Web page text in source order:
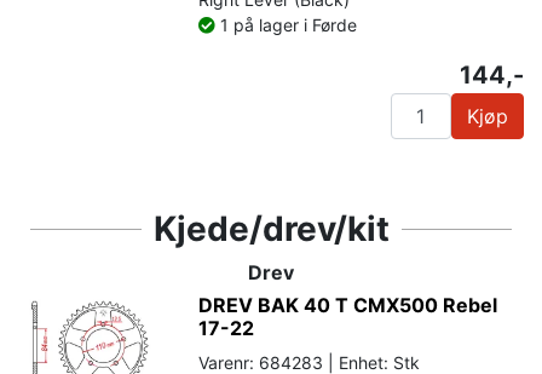
1 på lager i Førde
144,-
Kjøp
Kjede/drev/kit
Drev
DREV BAK 40 T CMX500 Rebel
17-22
Varenr: 684283 | Enhet: Stk